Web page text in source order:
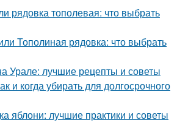
рядовка тополевая: что выбрать
Тополиная рядовка: что выбрать
Урале: лучшие рецепты и советы
и когда убирать для долгосрочного
яблони: лучшие практики и советы